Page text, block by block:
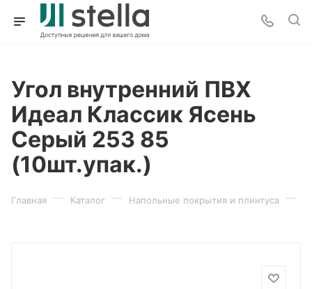
Угол внутренний ПВХ
Идеал Классик Ясень
Серый 253 85
(10шт.упак.)
Главная — Каталог — Напольные покрытия и плинтуса —